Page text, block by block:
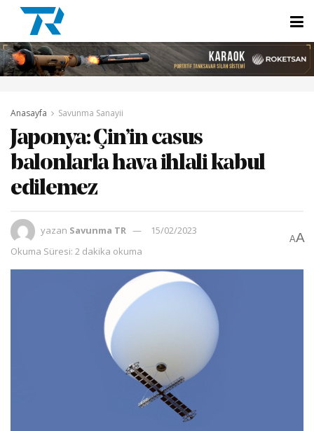
Anasayfa Savunma Sanayii
Japonya: Çin’in casus
balonlarla hava ihlali kabul
edilemez
yazan Savunma TR
15/02/2023
Okuma Süresi: 2 dakika okuma
AA